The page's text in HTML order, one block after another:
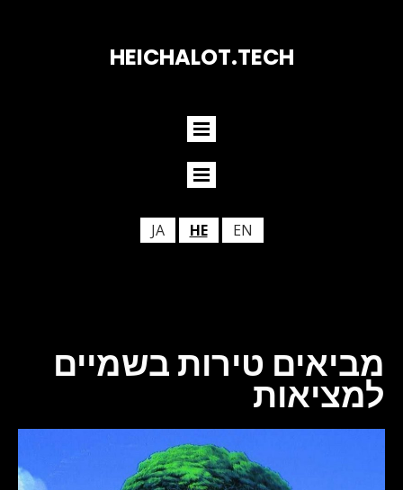
HEICHALOT.TECH
EN
HE
JA
מביאים טירות בשמיים
למציאות